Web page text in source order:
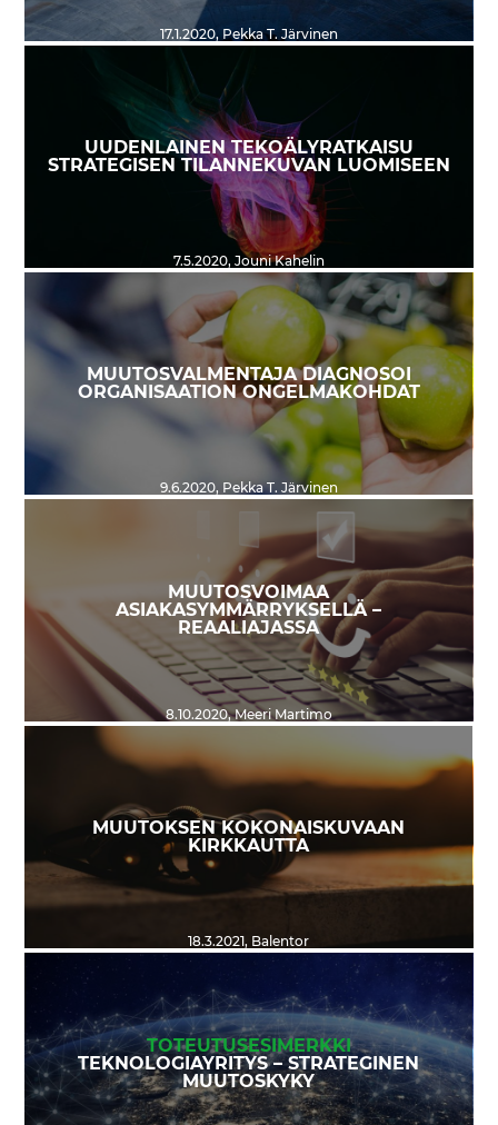
17.1.2020, Pekka T. Järvinen
UUDENLAINEN TEKOÄLYRATKAISU
STRATEGISEN TILANNEKUVAN LUOMISEEN
7.5.2020, Jouni Kahelin
MUUTOSVALMENTAJA DIAGNOSOI
ORGANISAATION ONGELMAKOHDAT
9.6.2020, Pekka T. Järvinen
MUUTOSVOIMAA
ASIAKASYMMÄRRYKSELLÄ –
REAALIAJASSA
8.10.2020,Meeri Martimo
MUUTOKSEN KOKONAISKUVAAN
KIRKKAUTTA
18.3.2021, Balentor
TOTEUTUSESIMERKKI
TEKNOLOGIAYRITYS – STRATEGINEN
MUUTOSKYKY